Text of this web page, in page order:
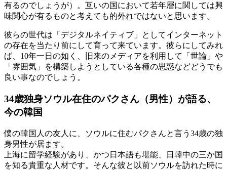
有るのでしょうが）。互いの国において若年層に関しては興
味関心が有るものと考えても的外れではないと思います。
彼らの世代は「デジタルネイティブ」としてインターネット
の存在を当たり前にして育って来ています。彼らにしてみれ
ば、10年一日の如く、旧来のメディアを利用して「世論」や
「雰囲気」を構築しようとしている各種の思惑などどうでも
良い事なのでしょう。
34歳独身ソウル在住のパクさん（男性）が語る、
今の韓国
僕の韓国人の友人に、ソウルに住むパクさんと言う34歳の独
身男性が居ます。
上海に留学経験があり、かつ日本語も堪能、日韓中の三か国
を知る貴重な人材です。そんな彼と以前ソウルを訪れた時に